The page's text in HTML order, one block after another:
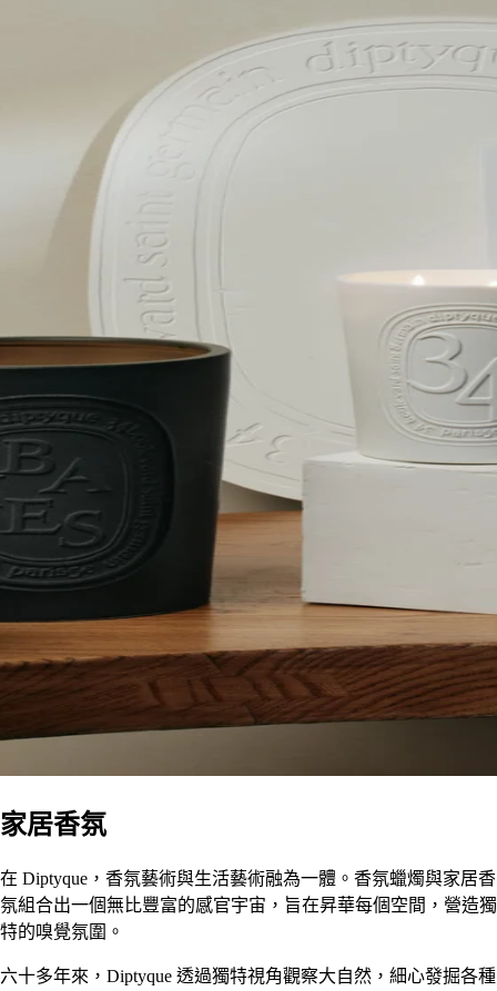
家居香氛
在 Diptyque，香氛藝術與生活藝術融為一體。香氛蠟燭與家居香
氛組合出一個無比豐富的感官宇宙，旨在昇華每個空間，營造獨
特的嗅覺氛圍。
六十多年來，Diptyque 透過獨特視角觀察大自然，細心發掘各種